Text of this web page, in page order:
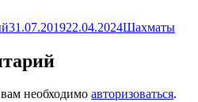
31.07.201922.04.2024Шахматы
необходимо авторизоваться.